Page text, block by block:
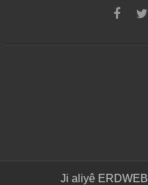
Ji aliyê ERDWEB